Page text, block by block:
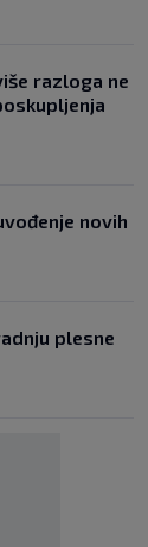
razloga ne
novih
plesne